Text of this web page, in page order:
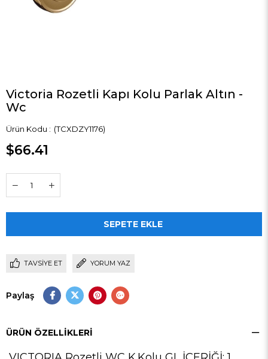
Victoria Rozetli Kapı Kolu Parlak Altın -
Wc
(TCXDZY1176)
$66.41
TAVSIYE ET YORUM YAZ
Paylaş
ÜRÜN ÖZELLIKLERI